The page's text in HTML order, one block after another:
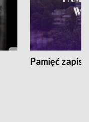
Pamięć